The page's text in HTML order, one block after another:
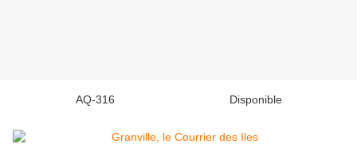
AQ-316 Disponible